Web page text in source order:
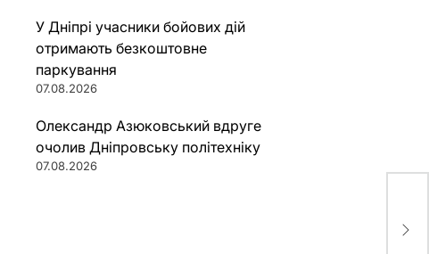
У Дніпрі учасники бойових дій
отримають безкоштовне
паркування
07.08.2026
Олександр Азюковський вдруге
очолив Дніпровську політехніку
07.08.2026